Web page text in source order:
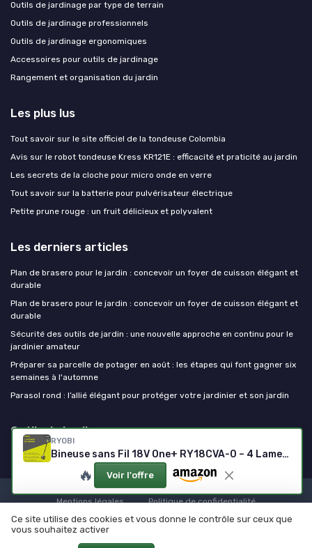
RYOBI
Bineuse sans Fil 18V One+ RY18CVA-0 – 4 Lames Acier, Largeur Ø20cm, Hauteur Adaptable, Idéale pour Petits Massifs et Potagers – Batterie Non Incluse ONE+ 18V - 20 cm
🔥 Voir l'offre
Outils de jardinage par type de terrain
Outils de jardinage professionnels
Outils de jardinage ergonomiques
Accessoires pour outils de jardinage
Rangement et organisation du jardin
Les plus lus
Tout savoir sur le site officiel de la tondeuse Colombia
Avis sur le robot tondeuse Kress KR121E : efficacité et praticité au jardin
Les secrets de la cloche pour micro onde en verre
Tout savoir sur la batterie pour pulvérisateur électrique
Petite prune rouge : un fruit délicieux et polyvalent
Les derniers articles
Plan de brasero pour le jardin : concevoir un foyer de cuisson élégant et
durable
Plan de brasero pour le jardin : concevoir un foyer de cuisson élégant et
durable
Sécurité des outils de jardin : une nouvelle approche en continu pour le
jardinier amateur
Préparer sa parcelle de potager en août : les étapes qui font gagner six
semaines à l'automne
Parasol rond : l’allié élégant pour protéger votre jardinier et son jardin
Outils de jardinage
Mentions légales
Politique de confidentialité
© Outils de jardinage 2026
Ce site utilise des cookies et vous donne le contrôle sur ceux que
vous souhaitez activer